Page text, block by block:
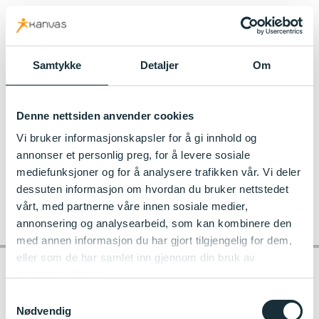
Samtykke Detaljer Om
Denne nettsiden anvender cookies
Vi bruker informasjonskapsler for å gi innhold og
annonser et personlig preg, for å levere sosiale
mediefunksjoner og for å analysere trafikken vår. Vi deler
dessuten informasjon om hvordan du bruker nettstedet
vårt, med partnerne våre innen sosiale medier,
annonsering og analysearbeid, som kan kombinere den
med annen informasjon du har gjort tilgjengelig for dem,
eller som de har samlet inn gjennom din bruk av
Nødvendig
kanvas.no
f356532
Kontakt barnehagen